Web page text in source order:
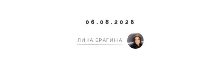
06.08.2026
ЛИКА БРАГИНА